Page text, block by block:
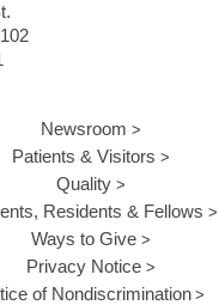
Newsroom
Patients & Visitors
Quality
Residents & Fellows
Ways to Give
Privacy Notice
of Nondiscrimination